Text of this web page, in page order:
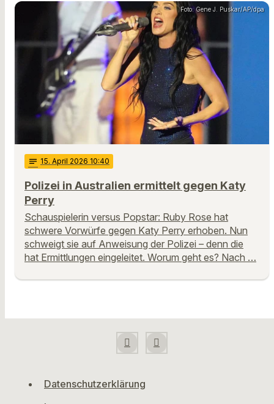
Foto: Gene J. Puskar/AP/dpa
notes 15. April 2026 10:40
Polizei in Australien ermittelt gegen Katy
Perry
Schauspielerin versus Popstar: Ruby Rose hat
schwere Vorwürfe gegen Katy Perry erhoben. Nun
schweigt sie auf Anweisung der Polizei – denn die
hat Ermittlungen eingeleitet. Worum geht es? Nach …
Datenschutzerklärung